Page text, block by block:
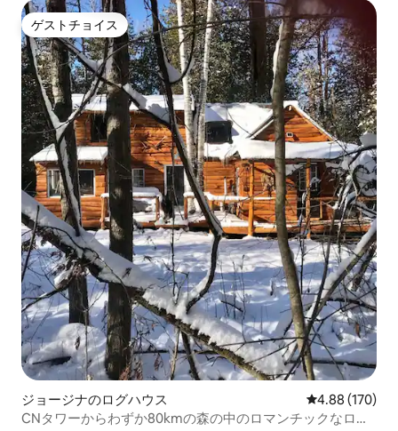
ゲストチョイス
ゲストチョイス
ジョージナのログハウス レビュー170
4.88 (170)
CNタワーからわずか80kmの森の中のロマンチックなログ